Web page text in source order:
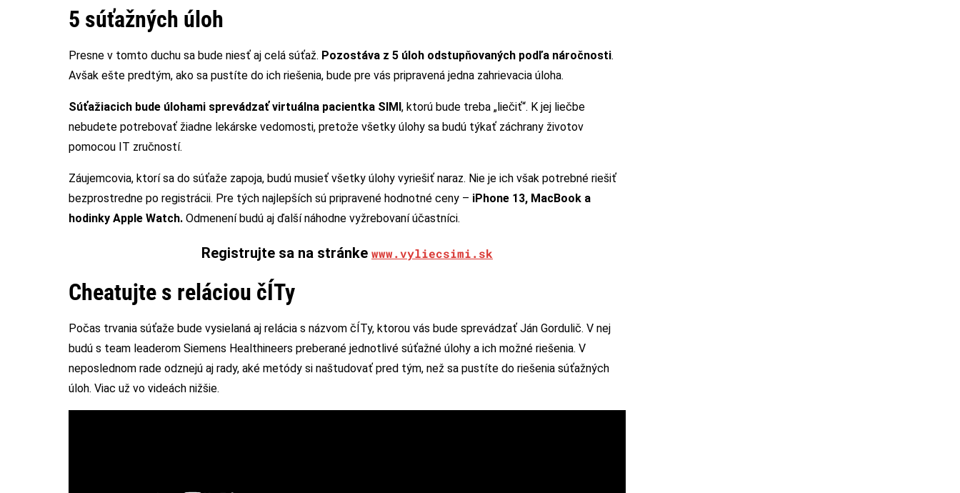
5 súťažných úloh
Presne v tomto duchu sa bude niesť aj celá súťaž. Pozostáva z 5 úloh odstupňovaných podľa náročnosti.
Avšak ešte predtým, ako sa pustíte do ich riešenia, bude pre vás pripravená jedna zahrievacia úloha.
Súťažiacich bude úlohami sprevádzať virtuálna pacientka SIMI , ktorú bude treba „liečiť“. K jej liečbe
nebudete potrebovať žiadne lekárske vedomosti, pretože všetky úlohy sa budú týkať záchrany životov
pomocou IT zručností.
Záujemcovia, ktorí sa do súťaže zapoja, budú musieť všetky úlohy vyriešiť naraz. Nie je ich však potrebné riešiť
bezprostredne po registrácii. Pre tých najlepších sú pripravené hodnotné ceny – iPhone 13, MacBook a
hodinky Apple Watch. Odmenení budú aj ďalší náhodne vyžrebovaní účastníci.
Registrujte sa na stránke www.vyliecsimi.sk
Cheatujte s reláciou čÍTy
Počas trvania súťaže bude vysielaná aj relácia s názvom čÍTy, ktorou vás bude sprevádzať Ján Gordulič. V nej
budú s team leaderom Siemens Healthineers preberané jednotlivé súťažné úlohy a ich možné riešenia. V
neposlednom rade odznejú aj rady, aké metódy si naštudovať pred tým, než sa pustíte do riešenia súťažných
úloh. Viac už vo videách nižšie.